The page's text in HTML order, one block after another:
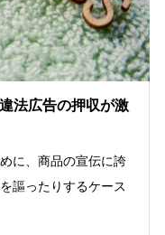
法広告の押収が激
に、商品の宣伝に誇
謳ったりするケース